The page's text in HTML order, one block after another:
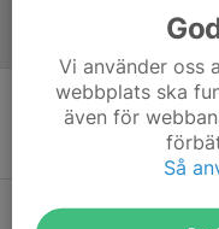
Vi använder oss
webbplats ska
även för
Så